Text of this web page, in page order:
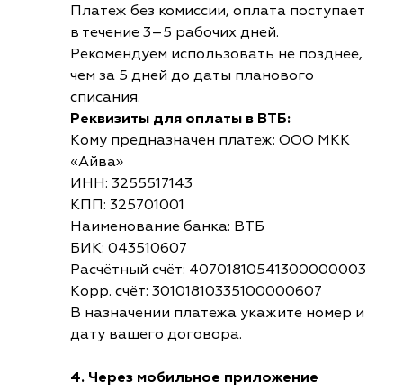
Платеж без комиссии, оплата поступает
в течение 3–5 рабочих дней.
Рекомендуем использовать не позднее,
чем за 5 дней до даты планового
списания.
Реквизиты для оплаты в ВТБ:
Кому предназначен платеж: ООО МКК
«Айва»
ИНН: 3255517143
КПП: 325701001
Наименование банка: ВТБ
БИК: 043510607
Расчётный счёт: 40701810541300000003
Корр. счёт: 30101810335100000607
В назначении платежа укажите номер и
дату вашего договора.
4. Через мобильное приложение